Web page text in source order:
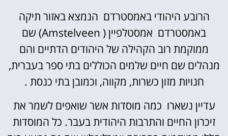
הרובע היהודי באמסטרדם הנמצא באזור תיקה
באמסטרדם אמסטלפיין ( Amstelveen) שם
ממוקמת רוב הקהילה של היהודים הדתיים והם
מנהלים שם חיים שלמים הכוללים בתי ספר בעברית,
חנויות מזון כשרות, מקווה, וכמובן בתי כנסת .
עדיין נשארו כמה מוסדות אשר שואפים לשמר את
זיכרון החיים והתרבות היהודית בעבר. כל המוסדות